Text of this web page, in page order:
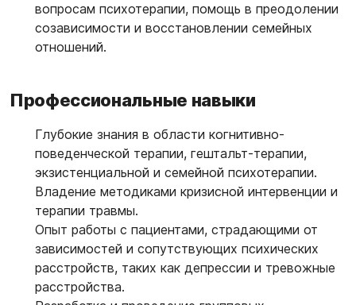
вопросам психотерапии, помощь в преодолении
созависимости и восстановлении семейных
отношений.
Профессиональные навыки
Глубокие знания в области когнитивно-
поведенческой терапии, гештальт-терапии,
экзистенциальной и семейной психотерапии.
Владение методиками кризисной интервенции и
терапии травмы.
Опыт работы с пациентами, страдающими от
зависимостей и сопутствующих психических
расстройств, таких как депрессии и тревожные
расстройства.